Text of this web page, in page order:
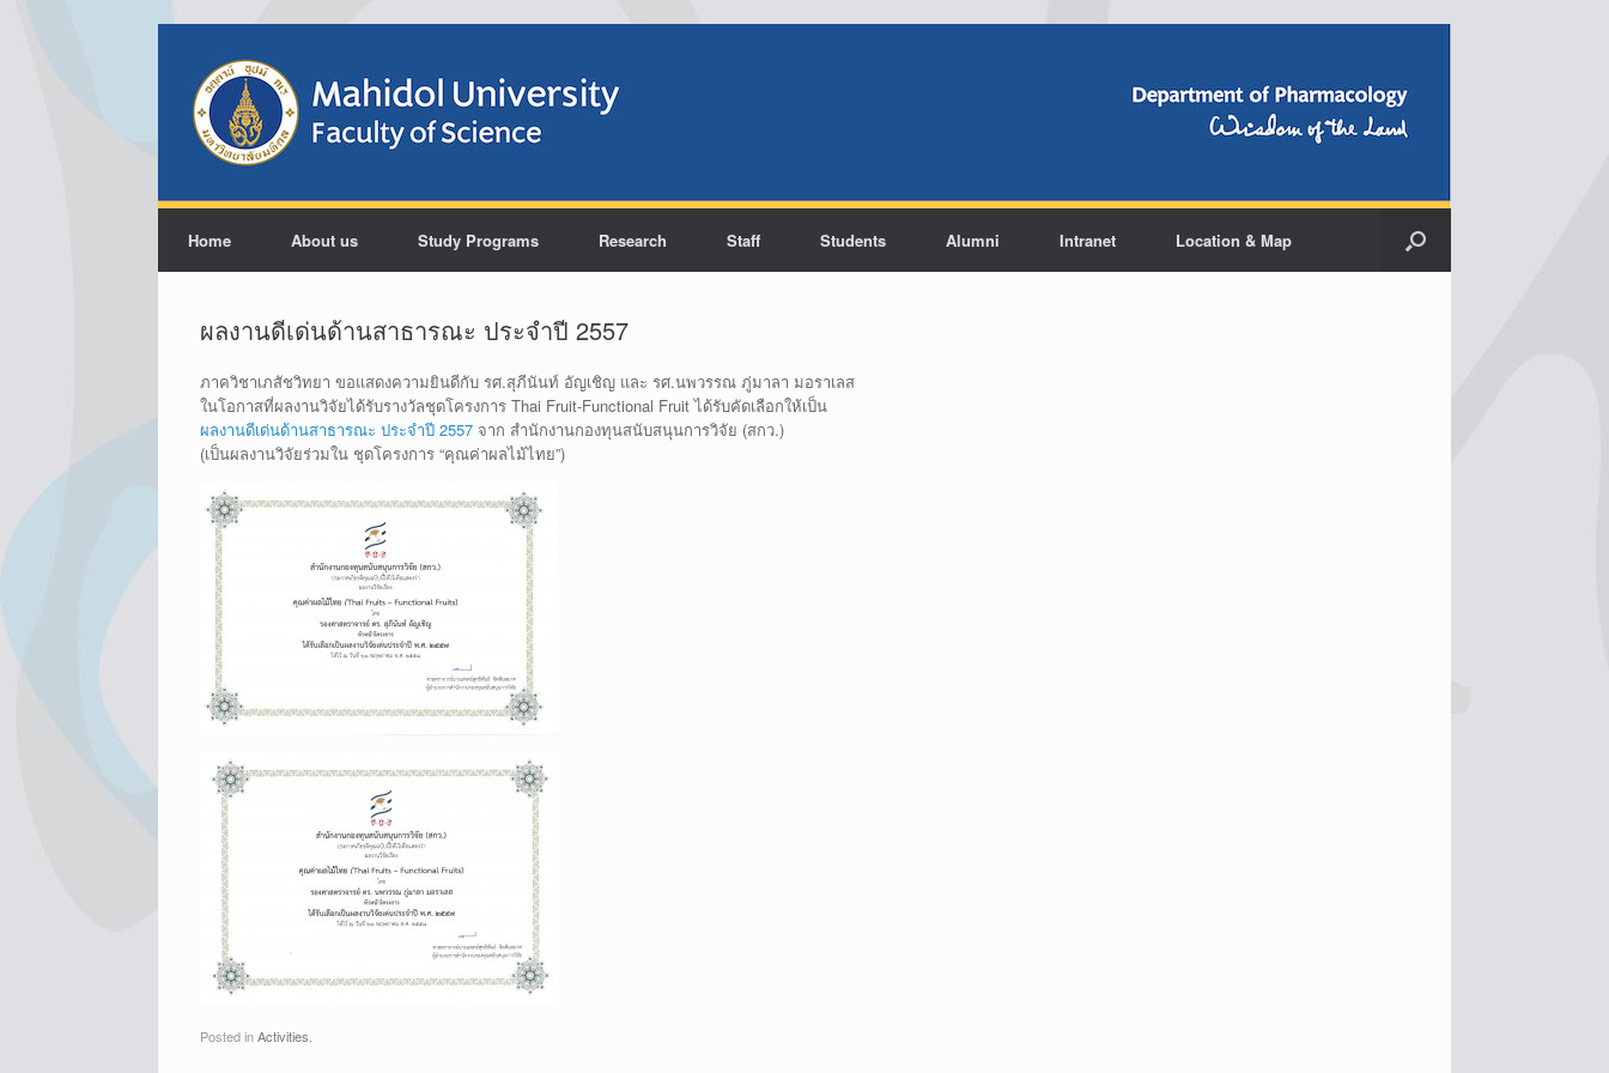
Home About us Study Programs Research Staff Students Alumni Intranet Location & Map
ผลงานดีเด่นด้านสาธารณะ ประจำปี 2557
ภาควิชาเภสัชวิทยา ขอแสดงความยินดีกับ รศ.สุภีนันท์ อัญเชิญ และ รศ.นพวรรณ ภู่มาลา มอราเลส
ในโอกาสที่ผลงานวิจัยได้รับรางวัลชุดโครงการ Thai Fruit-Functional Fruit ได้รับคัดเลือกให้เป็น
ผลงานดีเด่นด้านสาธารณะ ประจำปี 2557 จาก สำนักงานกองทุนสนับสนุนการวิจัย (สกว.)
(เป็นผลงานวิจัยร่วมใน ชุดโครงการ “คุณค่าผลไม้ไทย”)
Posted inActivities